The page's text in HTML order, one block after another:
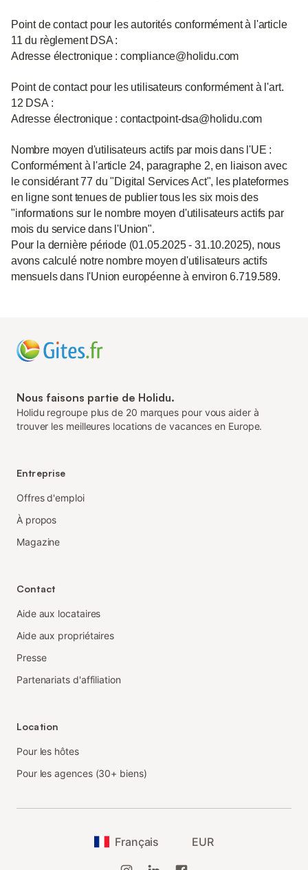
Point de contact pour les autorités conformément à l'article
11 du règlement DSA :
Adresse électronique : compliance@holidu.com
Point de contact pour les utilisateurs conformément à l'art.
12 DSA :
Adresse électronique : contactpoint-dsa@holidu.com
Nombre moyen d'utilisateurs actifs par mois dans l'UE :
Conformément à l'article 24, paragraphe 2, en liaison avec
le considérant 77 du "Digital Services Act", les plateformes
en ligne sont tenues de publier tous les six mois des
"informations sur le nombre moyen d'utilisateurs actifs par
mois du service dans l'Union".
Pour la dernière période (01.05.2025 - 31.10.2025), nous
avons calculé notre nombre moyen d'utilisateurs actifs
mensuels dans l'Union européenne à environ 6.719.589.
Nous faisons partie de Holidu.
Holidu regroupe plus de 20 marques pour vous aider à
trouver les meilleures locations de vacances en Europe.
Entreprise
Offres d'emploi
À propos
Magazine
Contact
Aide aux locataires
Aide aux propriétaires
Presse
Partenariats d'affiliation
Location
Pour les hôtes
Pour les agences (30+ biens)
Français EUR